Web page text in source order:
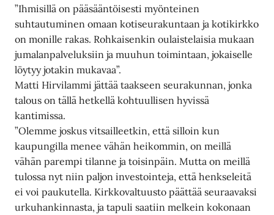
”Ihmisillä on pääsääntöisesti myönteinen
suhtautuminen omaan kotiseurakuntaan ja kotikirkko
on monille rakas. Rohkaisenkin oulaistelaisia mukaan
jumalanpalveluksiin ja muuhun toimintaan, jokaiselle
löytyy jotakin mukavaa”.
Matti Hirvilammi jättää taakseen seurakunnan, jonka
talous on tällä hetkellä kohtuullisen hyvissä
kantimissa.
”Olemme joskus vitsailleetkin, että silloin kun
kaupungilla menee vähän heikommin, on meillä
vähän parempi tilanne ja toisinpäin. Mutta on meillä
tulossa nyt niin paljon investointeja, että henkseleitä
ei voi paukutella. Kirkkovaltuusto päättää seuraavaksi
urkuhankinnasta, ja tapuli saatiin melkein kokonaan